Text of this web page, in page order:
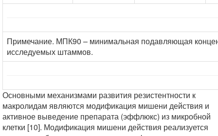
Примечание. МПК90 – минимальная подавляющая
исследуемых штаммов.
Основными механизмами развития резистентности к
макролидам являются модификация мишени действия и
активное выведение препарата (эффлюкс) из микробной
клетки [10]. Модификация мишени действия реализуется